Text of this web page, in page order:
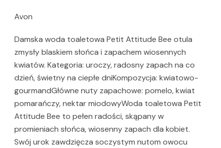
Avon
Damska woda toaletowa Petit Attitude Bee otula
zmysły blaskiem słońca i zapachem wiosennych
kwiatów. Kategoria: uroczy, radosny zapach na co
dzień, świetny na ciepłe dniKompozycja: kwiatowo-
gourmandGłówne nuty zapachowe: pomelo, kwiat
pomarańczy, nektar miodowyWoda toaletowa Petit
Attitude Bee to pełen radości, skąpany w
promieniach słońca, wiosenny zapach dla kobiet.
Swój urok zawdzięcza soczystym nutom owocu